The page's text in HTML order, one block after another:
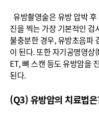
유방촬영술은 유방 압박
진을 찍는 가장 기본적인
불충분한 경우, 유방초음파
이 된다. 또한 자기공명영상
ET, 뼈 스캔 등도 유방암을
된다.
(Q3) 유방암의 치료법